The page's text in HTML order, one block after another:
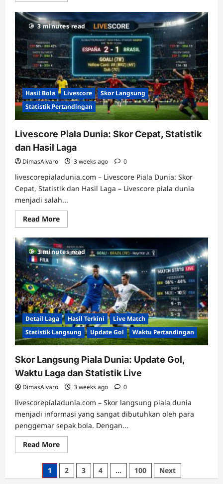
Pusat
Pembaruan
Gol
dan
Jalannya
Laga
Piala
Dunia
3 minutes read
Hasil Bola Livescore
Skor Langsung
Statistik Pertandingan
Livescore Piala Dunia: Skor Cepat, Statistik
dan Hasil Laga
DimasAlvaro 3 weeks ago 0
livescorepialadunia.com – Livescore Piala Dunia: Skor
Cepat, Statistik dan Hasil Laga – Livescore piala dunia
menjadi salah...
Read MoreRead
more
Livescore
Piala
Dunia:
Skor
Cepat,
Statistik
dan
Hasil
Laga
3 minutes read
Detail Laga Hasil Terkini
Live Match
Statistik Langsung
Update Gol Waktu Pertandingan
Skor Langsung Piala Dunia: Update Gol,
Waktu Laga dan Statistik Live
DimasAlvaro 3 weeks ago 0
livescorepialadunia.com – Skor langsung piala dunia
menjadi informasi yang sangat dibutuhkan oleh para
penggemar sepak bola. Dengan...
Read MoreRead
more
Skor
Langsung
Piala
1 2 3 4 … 100 Next